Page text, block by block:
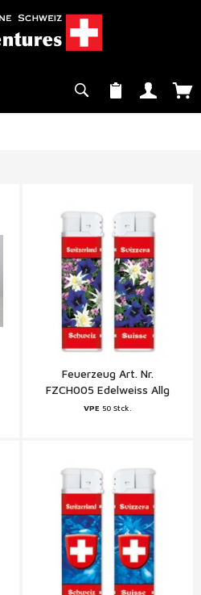
Feuerzeug Art. Nr.
FZCH005 Edelweiss Allg
Berner Oberland
VPE 50 Stck.